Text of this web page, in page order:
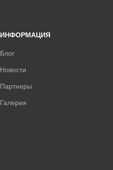
ИНФОРМАЦИЯ
Блог
Новости
Партнеры
Галерея